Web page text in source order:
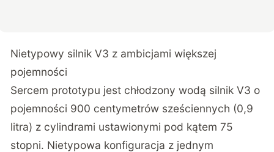
Nietypowy silnik V3 z ambicjami większej
pojemności
Sercem prototypu jest chłodzony wodą silnik V3 o
pojemności 900 centymetrów sześciennych (0,9
litra) z cylindrami ustawionymi pod kątem 75
stopni. Nietypowa konfiguracja z jednym